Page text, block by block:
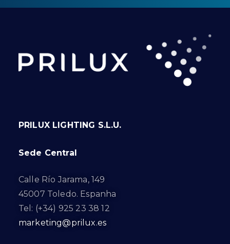
PRILUX LIGHTING S.L.U.
Sede Central
Calle Río Jarama, 149
45007 Toledo. Espanha
Tel: (+34) 925 23 38 12
marketing@prilux.es